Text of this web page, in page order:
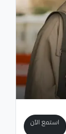
استمع الآن